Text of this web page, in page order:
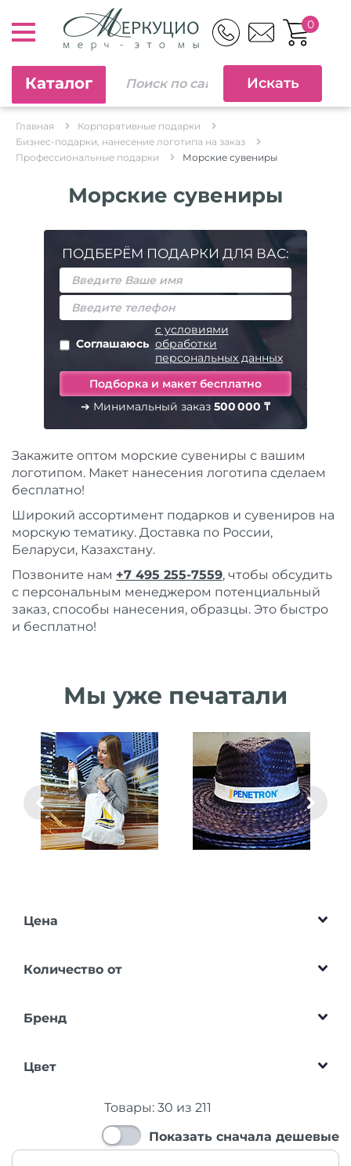
0
Каталог
Главная
Корпоративные подарки
Бизнес-подарки, нанесение логотипа на заказ
Профессиональные подарки
Морские сувениры
Морские сувениры
ПОДБЕРЁМ ПОДАРКИ ДЛЯ ВАС:
Соглашаюсь
с условиями
обработки
персональных данных
➔ Минимальный заказ 500 000 ₸
Закажите оптом морские сувениры с вашим
логотипом. Макет нанесения логотипа сделаем
бесплатно!
Широкий ассортимент подарков и сувениров на
морскую тематику. Доставка по России,
Беларуси, Казахстану.
Позвоните нам +7 495 255-7559, чтобы обсудить
с персональным менеджером потенциальный
заказ, способы нанесения, образцы. Это быстро
и бесплатно!
Мы уже печатали
Цена
Количество от
Бренд
Цвет
Товары: 30 из 211
Показать сначала дешевые